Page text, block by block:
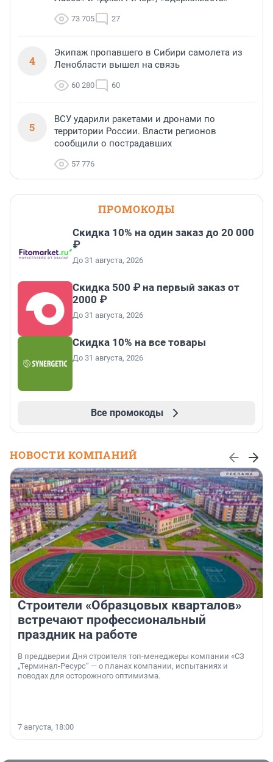
73 705 27
4
Экипаж пропавшего в Сибири самолета из
Ленобласти вышел на связь
60 280 60
5
ВСУ ударили ракетами и дронами по
территории России. Власти регионов
сообщили о пострадавших
57 776
ПРОМОКОДЫ
Скидка 10% на один заказ до 20 000
₽
До 31 августа, 2026
Скидка 500 ₽ на первый заказ от
2000 ₽
До 31 августа, 2026
Скидка 10% на все товары
До 31 августа, 2026
Все промокоды
НОВОСТИ КОМПАНИЙ
Строители «Образцовых кварталов»
встречают профессиональный
праздник на работе
В преддверии Дня строителя топ-менеджеры компании «СЗ
„Терминал-Ресурс“ — о планах компании, испытаниях и
поводах для осторожного оптимизма.
7 августа, 18:00